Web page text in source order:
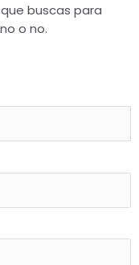
buscas para
o no.